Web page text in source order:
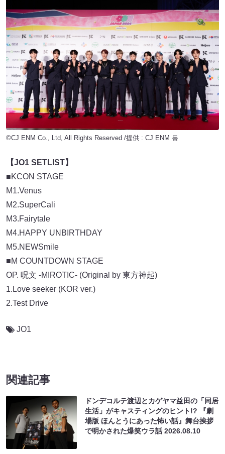
©CJ ENM Co., Ltd, All Rights Reserved /提供 : CJ ENM 등
【JO1 SETLIST】
■KCON STAGE
M1.Venus
M2.SuperCali
M3.Fairytale
M4.HAPPY UNBIRTHDAY
M5.NEWSmile
■M COUNTDOWN STAGE
OP. 呪文 -MIROTIC- (Original by 東方神起)
1.Love seeker (KOR ver.)
2.Test Drive
JO1
関連記事
ドンデコルテ渡辺とカゲヤマ益田の「同居
生活」がキャスティングのヒント!? 『劇
場版 ほんとうにあった怖い話』舞台挨拶
で明かされた爆笑ウラ話2026.08.10